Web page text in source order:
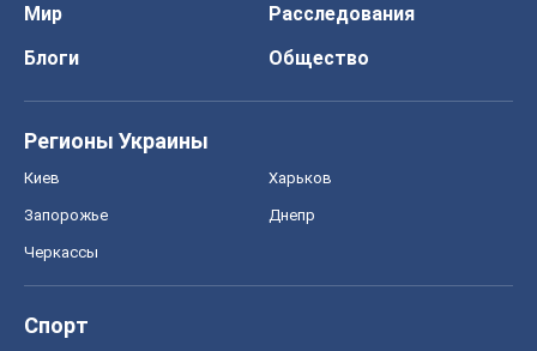
Мир
Расследования
Блоги
Общество
Регионы Украины
Киев Харьков
Запорожье Днепр
Черкассы
Спорт